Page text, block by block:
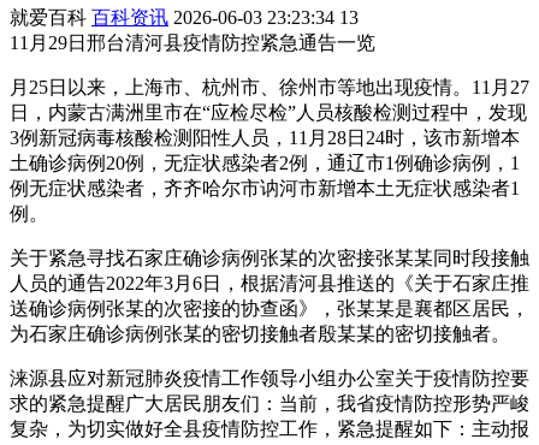
就爱百科 百科资讯 2026-06-03 23:23:34 13
11月29日邢台清河县疫情防控紧急通告一览
月25日以来，上海市、杭州市、徐州市等地出现疫情。11月27
日，内蒙古满洲里市在“应检尽检”人员核酸检测过程中，发现
3例新冠病毒核酸检测阳性人员，11月28日24时，该市新增本
土确诊病例20例，无症状感染者2例，通辽市1例确诊病例，1
例无症状感染者，齐齐哈尔市讷河市新增本土无症状感染者1
例。
关于紧急寻找石家庄确诊病例张某的次密接张某某同时段接触
人员的通告2022年3月6日，根据清河县推送的《关于石家庄推
送确诊病例张某的次密接的协查函》，张某某是襄都区居民，
为石家庄确诊病例张某的密切接触者殷某某的密切接触者。
涞源县应对新冠肺炎疫情工作领导小组办公室关于疫情防控要
求的紧急提醒广大居民朋友们：当前，我省疫情防控形势严峻
复杂，为切实做好全县疫情防控工作，紧急提醒如下：主动报